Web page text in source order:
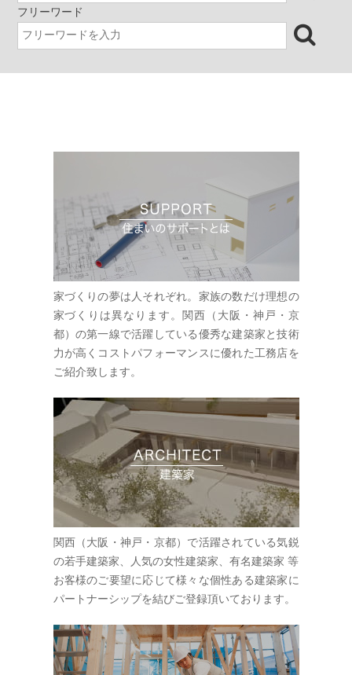
フリーワード
家づくりの夢は人それぞれ。家族の数だけ理想の
家づくりは異なります。関西（大阪・神戸・京
都）の第一線で活躍している優秀な建築家と技術
力が高くコストパフォーマンスに優れた工務店を
ご紹介致します。
関西（大阪・神戸・京都）で活躍されている気鋭
の若手建築家、人気の女性建築家、有名建築家 等
お客様のご要望に応じて様々な個性ある建築家に
パートナーシップを結びご登録頂いております。